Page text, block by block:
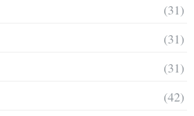
(31)
(31)
(31)
(42)